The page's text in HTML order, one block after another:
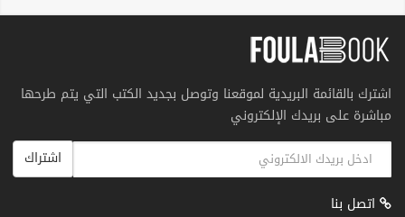
اشترك بالقائمة البريدية لموقعنا وتوصل بجديد الكتب التي يتم طرحها
مباشرة على بريدك الإلكتروني
اشتراك
اتصل بنا